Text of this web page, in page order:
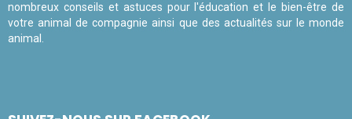
nombreux conseils et astuces pour l'éducation et le bien-être de
votre animal de compagnie ainsi que des actualités sur le monde
animal.